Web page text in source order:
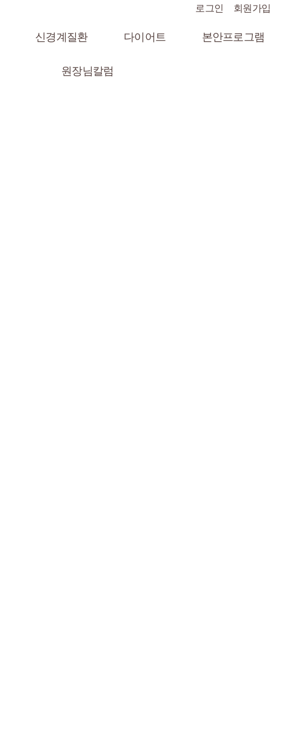
로그인 회원가입
신경계질환 다이어트 본안프로그램
원장님칼럼